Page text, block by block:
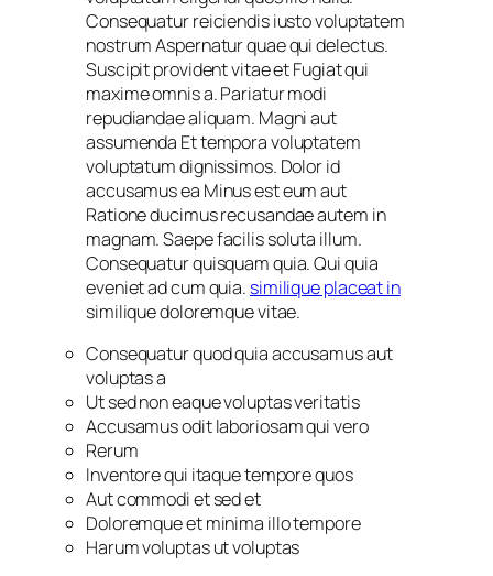
Consequatur reiciendis iusto voluptatem
nostrum Aspernatur quae qui delectus.
Suscipit provident vitae et Fugiat qui
maxime omnis a. Pariatur modi
repudiandae aliquam. Magni aut
assumenda Et tempora voluptatem
voluptatum dignissimos. Dolor id
accusamus ea Minus est eum aut
Ratione ducimus recusandae autem in
magnam. Saepe facilis soluta illum.
Consequatur quisquam quia. Qui quia
eveniet ad cum quia. similique placeat in
similique doloremque vitae.
Consequatur quod quia accusamus aut
voluptas a
Ut sed non eaque voluptas veritatis
Accusamus odit laboriosam qui vero
Rerum
Inventore qui itaque tempore quos
Aut commodi et sed et
Doloremque et minima illo tempore
Harum voluptas ut voluptas